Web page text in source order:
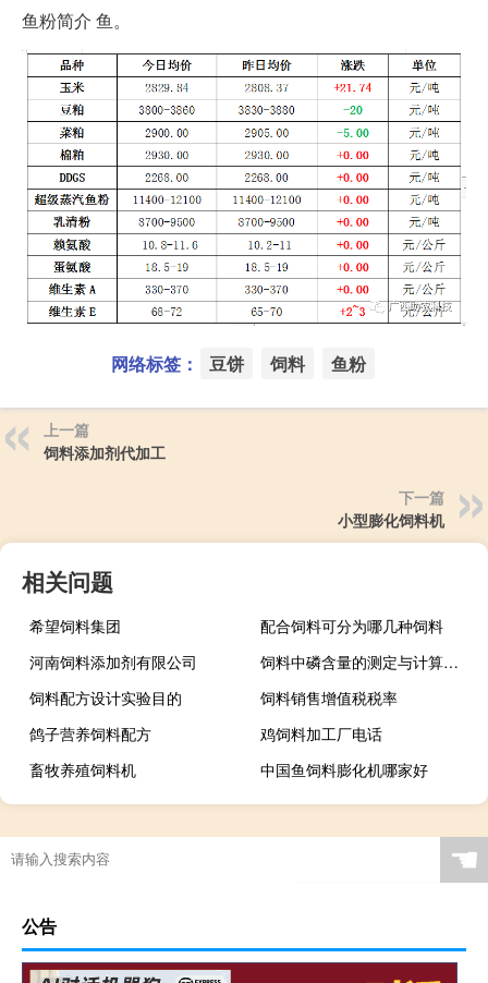
鱼粉简介 鱼。
网络标签： 豆饼 饲料 鱼粉
上一篇
饲料添加剂代加工
下一篇
小型膨化饲料机
相关问题
希望饲料集团
配合饲料可分为哪几种饲料
河南饲料添加剂有限公司
饲料中磷含量的测定与计算结果
饲料配方设计实验目的
饲料销售增值税税率
鸽子营养饲料配方
鸡饲料加工厂电话
畜牧养殖饲料机
中国鱼饲料膨化机哪家好
☚
公告